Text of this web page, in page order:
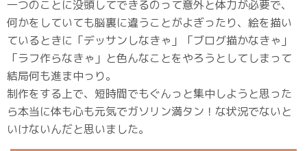
一つのことに没頭してできるのって意外と体力が必要で、
何かをしていても脳裏に違うことがよぎったり、絵を描い
ているときに「デッサンしなきゃ」「ブログ描かなきゃ」
「ラフ作らなきゃ」と色んなことをやろうとしてしまって
結局何も進ま中っり。
制作をする上で、短時間でもぐんっと集中しようと思った
ら本当に体も心も元気でガソリン満タン！な状況でないと
いけないんだと思いました。